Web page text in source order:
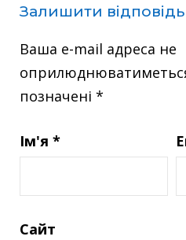
Залишити відповідь
Ваша e-mail адреса не
позначені *
Ім'я *
Сайт